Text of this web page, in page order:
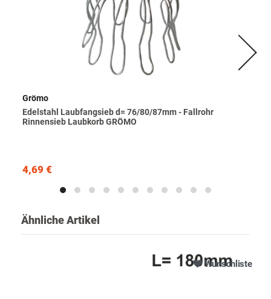
Grömo
Edelstahl Laubfangsieb d= 76/80/87mm - Fallrohr
Rinnensieb Laubkorb GRÖMO
4,69 €
Ähnliche Artikel
Wunschliste